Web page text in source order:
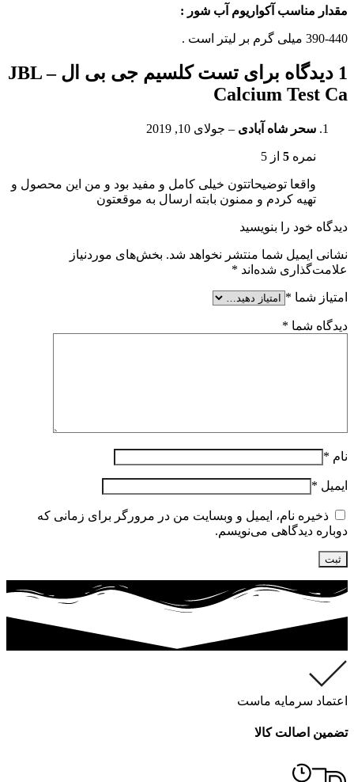
مقدار مناسب آکواریوم آب شور :
390-440 میلی گرم بر لیتر است .
1 دیدگاه برای
تست کلسیم جی بی ال – JBL
Calcium Test Ca
سحر شاه آبادی – جولای 10, 2019
نمره 5 از 5
واقعا توضیحاتتون خیلی کامل و مفید بود و من این محصول و
تهیه کردم و ممنون بابته ارسال به موقعتون
دیدگاه خود را بنویسید
نشانی ایمیل شما منتشر نخواهد شد. بخش‌های موردنیاز
علامت‌گذاری شده‌اند *
امتیاز شما *
دیدگاه شما *
نام *
ایمیل *
ذخیره نام، ایمیل و وبسایت من در مرورگر برای زمانی که
دوباره دیدگاهی می‌نویسم.
اعتماد سرمایه ماست
تضمین اصالت کالا